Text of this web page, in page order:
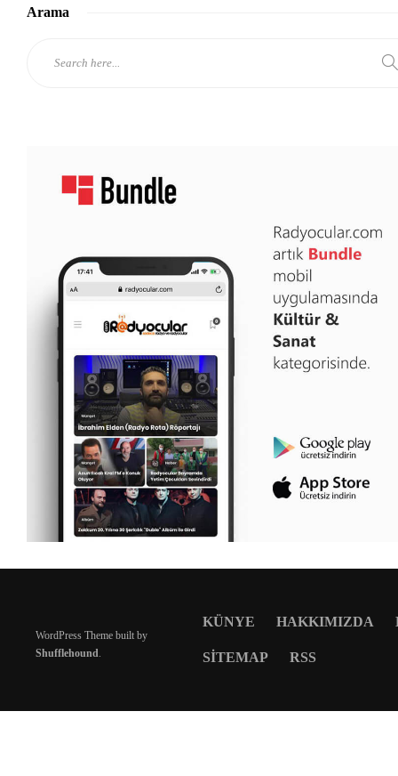
Arama
WordPress Theme built by
Shufflehound.
KÜNYE HAKKIMIZDA
SITEMAP RSS